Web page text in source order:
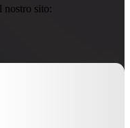
nostro sito: